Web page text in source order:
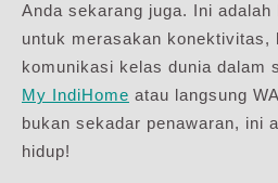
Anda sekarang juga. Ini adalah
untuk merasakan konektivitas,
komunikasi kelas dunia dalam
My IndiHome atau langsung
bukan sekadar penawaran, ini
hidup!